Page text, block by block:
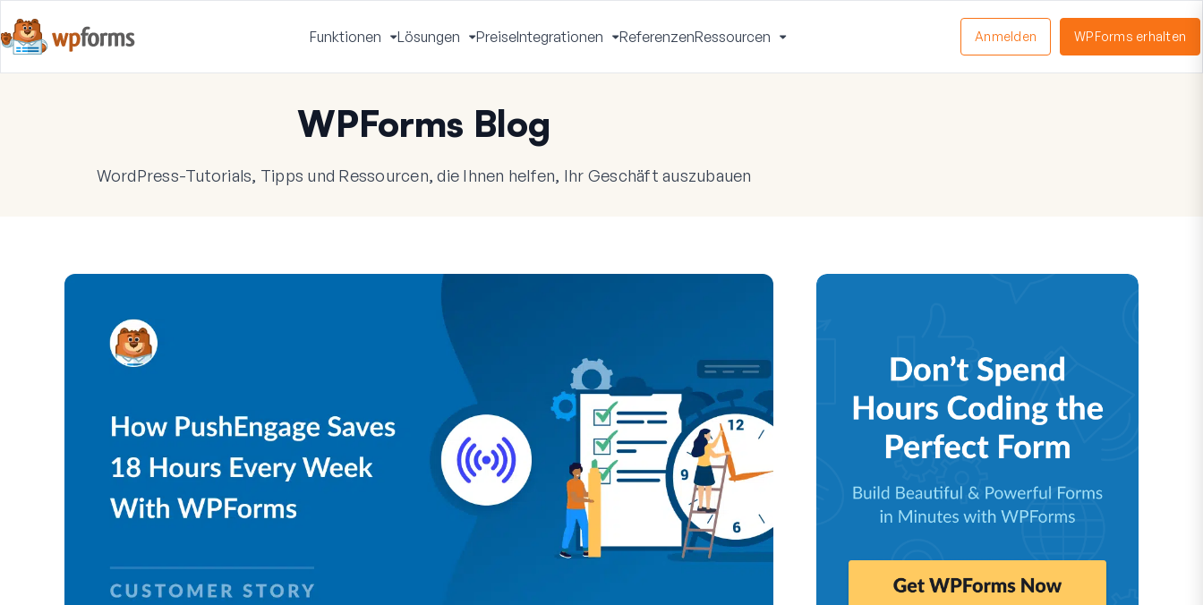
Funktionen
Menü
umschalten
Lösungen
Menü
umschalten
PreiseIntegrationen
Menü
umschalten
ReferenzenRessourcen
umschalten
Anmelden WPForms erhalten
WPForms Blog
WordPress-Tutorials, Tipps und Ressourcen, die Ihnen helfen, Ihr Geschäft auszubauen